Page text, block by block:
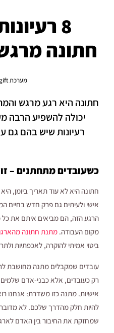
8
חתונה
מערכת gogift
חתונה היא רגע מרגש
יכולה להשפיע הרבה
רעיונות שיש בהם גם
כשעובדים מתחתנים –
חתונה היא לא עוד תאריך ביומן,
אישי ולעיתים גם פרק חדש בחיים
הרגע הזה, הם מביאים איתם את כל
מקום העבודה. מתנת חתונה
ביטוי אמיתי להוקרה, לאכפתיות
עובדים שמקבלים מתנה מחושבת
רק כעובדים, אלא כבני-אדם
אישיות. מתנה כזו משדרת: אנחנו
להיות חלק מהדרך שלכם. לא
שמחזקת את החיבור בין האדם